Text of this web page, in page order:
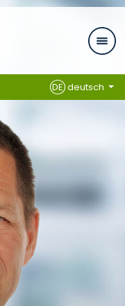
DEdeutsch